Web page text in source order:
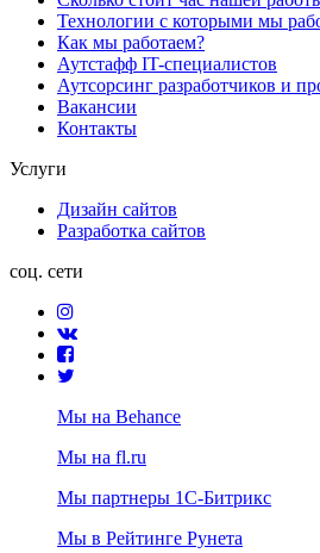
Технологии с которыми мы
Как мы работаем?
Аутстафф IT-специалистов
Аутсорсинг разработчиков и
Вакансии
Контакты
Услуги
Дизайн сайтов
Разработка сайтов
соц. сети
Мы на Behance
Мы на fl.ru
Мы партнеры 1С-Битрикс
Мы в Рейтинге Рунета